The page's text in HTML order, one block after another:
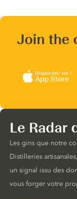
Join the
Disponible sur l’
App Store
Le Radar
Les gins que notre
Distilleries
un signal issu des
vous forger votre